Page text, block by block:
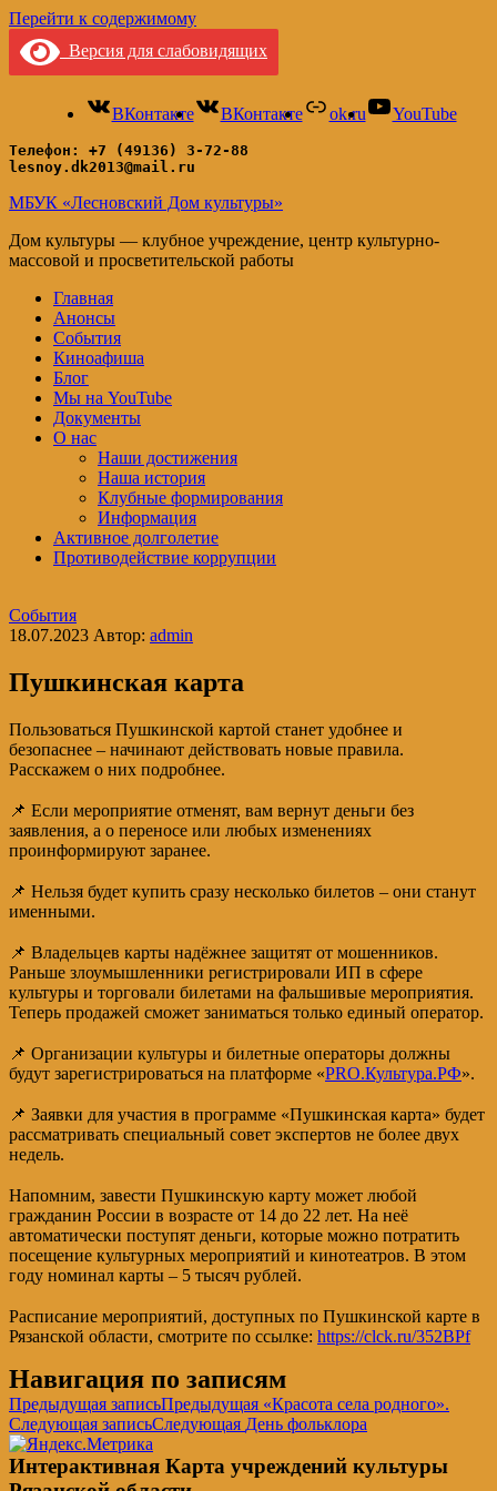
Перейти к содержимому
Версия для слабовидящих
ВКонтакте ВКонтакте ok.ru YouTube
Телефон: +7 (49136) 3-72-88
lesnoy.dk2013@mail.ru
МБУК «Лесновский Дом культуры»
Дом культуры — клубное учреждение, центр культурно-
массовой и просветительской работы
Главная
Анонсы
События
Киноафиша
Блог
Мы на YouTube
Документы
О нас
Наши достижения
Наша история
Клубные формирования
Информация
Активное долголетие
Противодействие коррупции
События
18.07.2023 Автор: admin
Пушкинская карта
Пользоваться Пушкинской картой станет удобнее и
безопаснее – начинают действовать новые правила.
Расскажем о них подробнее.
📌 Если мероприятие отменят, вам вернут деньги без
заявления, а о переносе или любых изменениях
проинформируют заранее.
📌 Нельзя будет купить сразу несколько билетов – они станут
именными.
📌 Владельцев карты надёжнее защитят от мошенников.
Раньше злоумышленники регистрировали ИП в сфере
культуры и торговали билетами на фальшивые мероприятия.
Теперь продажей сможет заниматься только единый оператор.
📌 Организации культуры и билетные операторы должны
будут зарегистрироваться на платформе «PRO.Культура.РФ».
📌 Заявки для участия в программе «Пушкинская карта» будет
рассматривать специальный совет экспертов не более двух
недель.
Напомним, завести Пушкинскую карту может любой
гражданин России в возрасте от 14 до 22 лет. На неё
автоматически поступят деньги, которые можно потратить
посещение культурных мероприятий и кинотеатров. В этом
году номинал карты – 5 тысяч рублей.
Расписание мероприятий, доступных по Пушкинской карте в
Рязанской области, смотрите по ссылке: https://clck.ru/352BPf
Навигация по записям
Предыдущая записьПредыдущая «Красота села родного».
Следующая записьСледующая День фольклора
Интерактивная Карта учреждений культуры